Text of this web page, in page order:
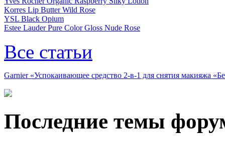
Korres Lip Butter Wild Rose
YSL Black Opium
Estee Lauder Pure Color Gloss Nude Rose
Все статьи
Garnier «Успокаивающее средство 2-в-1 для снятия макияжа
Последние темы